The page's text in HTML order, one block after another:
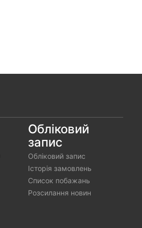
Обліковий
запис
Обліковий запис
Історія замовлень
Список побажань
Розсилання новин